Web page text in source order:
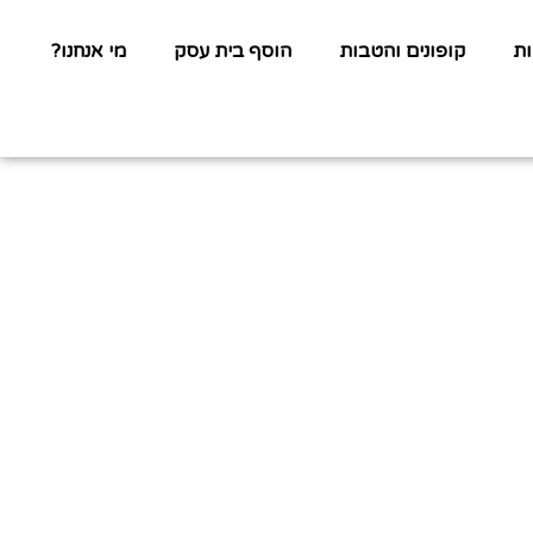
קופונים והטבות הוסף בית עסק מי אנחנו?